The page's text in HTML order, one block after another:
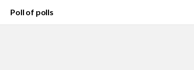
Poll of polls